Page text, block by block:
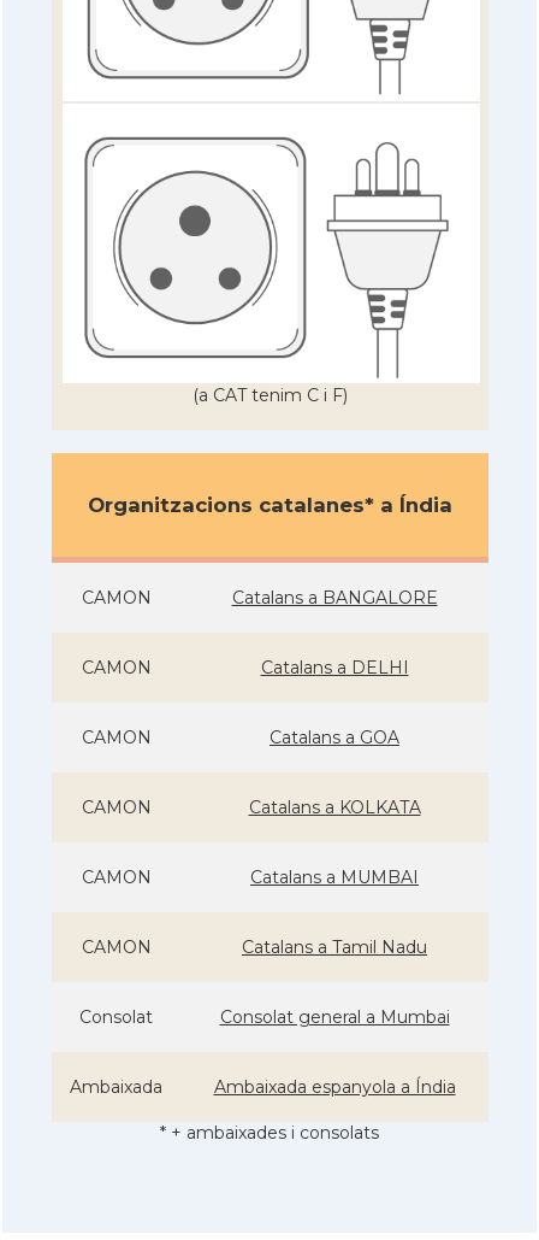
(a CAT tenim C i F)
Organitzacions catalanes* a Índia
CAMON Catalans a BANGALORE
CAMON Catalans a DELHI
CAMON Catalans a GOA
CAMON Catalans a KOLKATA
CAMON Catalans a MUMBAI
CAMON Catalans a Tamil Nadu
Consolat Consolat general a Mumbai
Ambaixada Ambaixada espanyola a Índia
* + ambaixades i consolats